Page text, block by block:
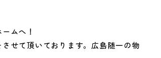
ムへ！
せて頂いております。広島随一の物